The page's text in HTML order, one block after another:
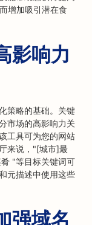
增加吸引潜在食
影响力
策略的基础。关键
市场的高影响力关
工具可为您的网站
来说，"[城市]最
"等目标关键词可
元描述中使用这些
强域名